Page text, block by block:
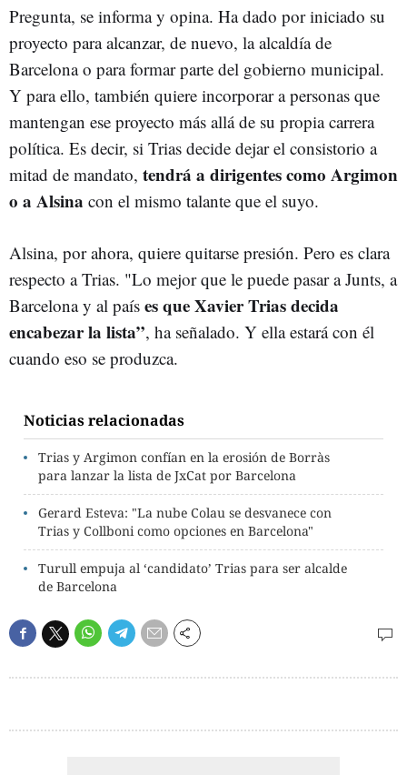
Pregunta, se informa y opina. Ha dado por iniciado su
proyecto para alcanzar, de nuevo, la alcaldía de
Barcelona o para formar parte del gobierno municipal.
Y para ello, también quiere incorporar a personas que
mantengan ese proyecto más allá de su propia carrera
política. Es decir, si Trias decide dejar el consistorio a
mitad de mandato, tendrá a dirigentes como Argimon
o a Alsina con el mismo talante que el suyo.
Alsina, por ahora, quiere quitarse presión. Pero es clara
respecto a Trias. "Lo mejor que le puede pasar a Junts, a
Barcelona y al país es que Xavier Trias decida
encabezar la lista”, ha señalado. Y ella estará con él
cuando eso se produzca.
Noticias relacionadas
Trias y Argimon confían en la erosión de Borràs
para lanzar la lista de JxCat por Barcelona
Gerard Esteva: "La nube Colau se desvanece con
Trias y Collboni como opciones en Barcelona"
Turull empuja al ‘candidato’ Trias para ser alcalde
de Barcelona